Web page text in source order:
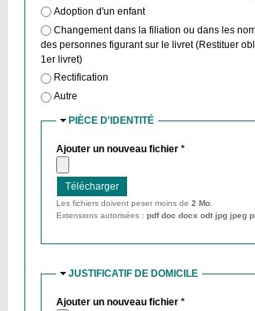
Adoption d'un enfant
Changement dans la filiation ou dans les
des personnes figurant sur le livret (Restituer
1er livret)
Rectification
Autre
PIÈCE D'IDENTITÉ
Ajouter un nouveau fichier *
Les fichiers doivent peser moins de 2 Mo.
Extensions autorisées : pdf doc docx odt jpg jpeg
JUSTIFICATIF DE DOMICILE
Ajouter un nouveau fichier *